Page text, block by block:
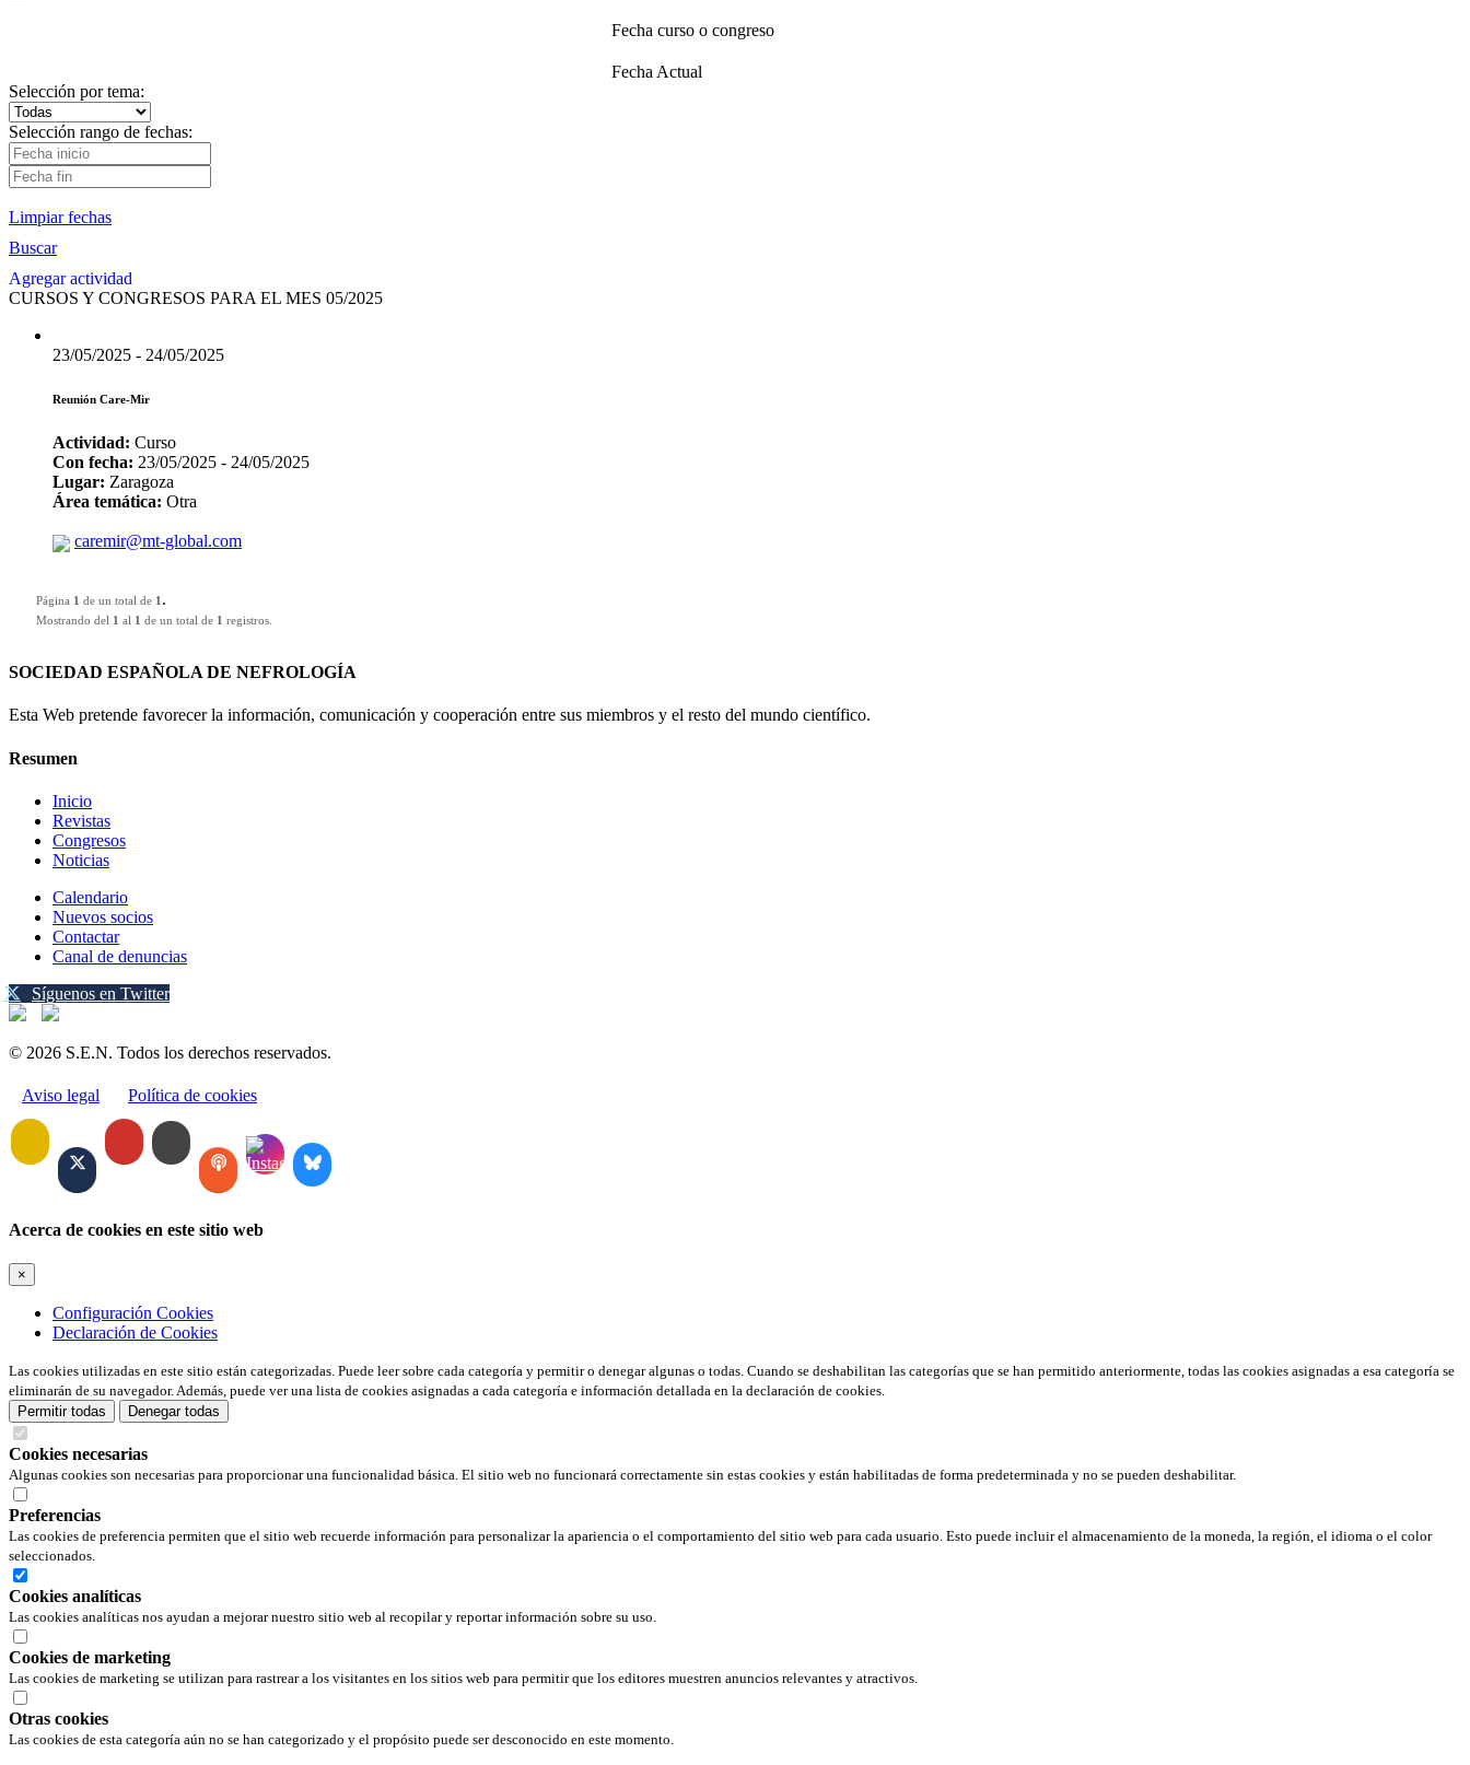
Fecha curso o congreso
Fecha Actual
Selección por tema:
Selección rango de fechas:
Limpiar fechas
Buscar
Agregar actividad
CURSOS Y CONGRESOS PARA EL MES 05/2025
23/05/2025 - 24/05/2025
Reunión Care-Mir
Actividad: Curso
Con fecha: 23/05/2025 - 24/05/2025
Lugar: Zaragoza
Área temática: Otra
caremir@mt-global.com
Página 1 de un total de 1 .
Mostrando del 1 al 1 de un total de 1 registros.
SOCIEDAD ESPAÑOLA DE NEFROLOGÍA
Esta Web pretende favorecer la información, comunicación y cooperación entre sus miembros y el resto del mundo científico.
Resumen
Inicio
Revistas
Congresos
Noticias
Calendario
Nuevos socios
Contactar
Canal de denuncias
Síguenos en Twitter
© 2026 S.E.N. Todos los derechos reservados.
Aviso legal Política de cookies
Acerca de cookies en este sitio web
×
Configuración Cookies
Declaración de Cookies
Las cookies utilizadas en este sitio están categorizadas. Puede leer sobre cada categoría y permitir o denegar algunas o todas. Cuando se deshabilitan las categorías que se han permitido anteriormente, todas las cookies asignadas a esa categoría se
eliminarán de su navegador. Además, puede ver una lista de cookies asignadas a cada categoría e información detallada en la declaración de cookies.
Permitir todas
Denegar todas
Cookies necesarias
Algunas cookies son necesarias para proporcionar una funcionalidad básica. El sitio web no funcionará correctamente sin estas cookies y están habilitadas de forma predeterminada y no se pueden deshabilitar.
Preferencias
Las cookies de preferencia permiten que el sitio web recuerde información para personalizar la apariencia o el comportamiento del sitio web para cada usuario. Esto puede incluir el almacenamiento de la moneda, la región, el idioma o el color
seleccionados.
Cookies analíticas
Las cookies analíticas nos ayudan a mejorar nuestro sitio web al recopilar y reportar información sobre su uso.
Cookies de marketing
Las cookies de marketing se utilizan para rastrear a los visitantes en los sitios web para permitir que los editores muestren anuncios relevantes y atractivos.
Otras cookies
Las cookies de esta categoría aún no se han categorizado y el propósito puede ser desconocido en este momento.